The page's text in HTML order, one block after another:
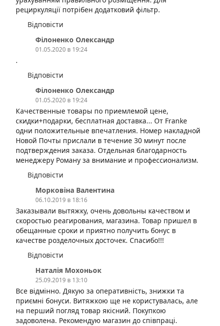
рециркуляції потрібен додатковий фільтр.
Відповісти
Філоненко Олександр
01.05.2020 в 19:24
.
Відповісти
Філоненко Олександр
01.05.2020 в 19:24
Качественные товары по приемлемой цене,
скидки+подарки, бесплатная доставка... От Franke
одни положительные впечатления. Номер накладной
Новой Почты прислали в течение 30 минут после
подтверждения заказа. Отдельная благодарность
менеджеру Роману за внимание и профессионализм.
Відповісти
Морковіна Валентина
06.10.2019 в 18:16
Заказывали вытяжку, очень довольны качеством и
скоростью реагирования, магазина. Товар пришел в
обещанные сроки и приятно получить бонус в
качестве розделочных досточек. Спасибо!!!
Відповісти
Наталія Мохоньок
25.09.2019 в 13:10
Все відмінно. Дякую за оперативність, знижки та
приємні бонуси. Витяжкою ще не користувалась, але
на перший погляд товар якісний. Покупкою
задоволена. Рекомендую магазин до співпраці.